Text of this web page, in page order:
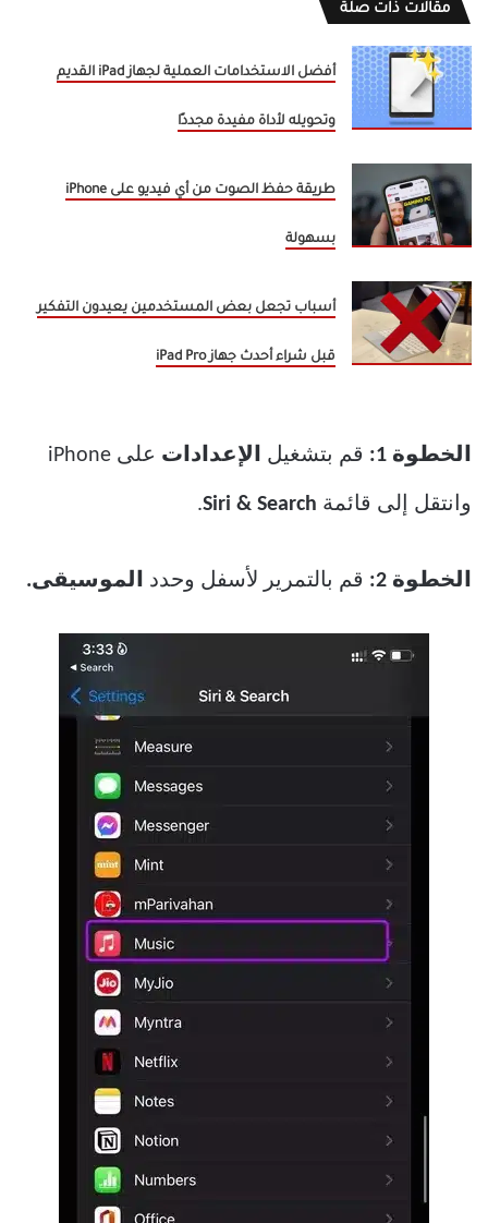
مقالات ذات صلة
أفضل الاستخدامات العملية لجهاز iPad القديم
وتحويله لأداة مفيدة مجددًا
طريقة حفظ الصوت من أي فيديو على iPhone
بسهولة
أسباب تجعل بعض المستخدمين يعيدون التفكير
قبل شراء أحدث جهاز iPad Pro
الخطوة 1: قم بتشغيل الإعدادات على iPhone
وانتقل إلى قائمة Siri & Search
.
الخطوة 2: قم بالتمرير لأسفل وحدد الموسيقى.